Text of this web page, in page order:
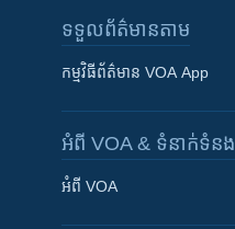
ទទួល​ព័ត៌មាន​តាម
កម្មវិធី​ព័ត៌មាន VOA App
អំពី​ VOA & ទំនាក់ទំនង
អំពី​ VOA